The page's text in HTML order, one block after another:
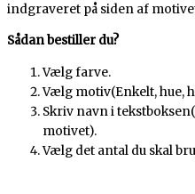
indgraveret på siden af
Sådan bestiller du?
Vælg farve.
Vælg motiv(Enkelt, hue,
Skriv navn i
motivet).
Vælg det antal du skal